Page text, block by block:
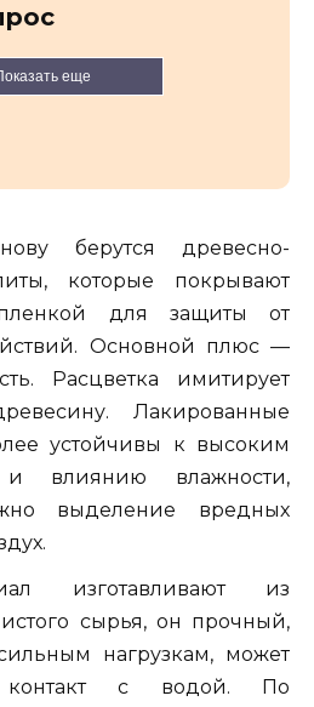
еще
берутся древесно-
которые покрывают
для защиты от
Основной плюс —
Расцветка имитирует
Лакированные
устойчивы к высоким
и влиянию влажности,
выделение вредных
изготавливают из
сырья, он прочный,
нагрузкам, может
контакт с водой. По